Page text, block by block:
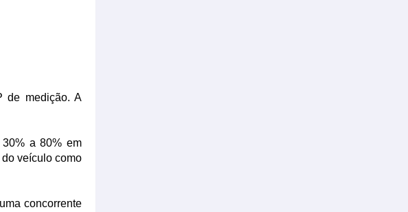
de medição. A
30% a 80% em
veículo como
concorrente